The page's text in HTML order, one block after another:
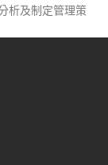
析及制定管理策